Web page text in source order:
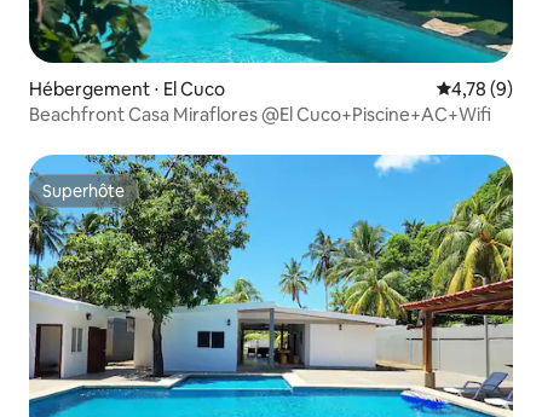
Hébergement ⋅ El Cuco Évaluation
4,78 (9)
Beachfront Casa Miraflores @El Cuco+Piscine+AC+Wifi
Superhôte
Superhôte